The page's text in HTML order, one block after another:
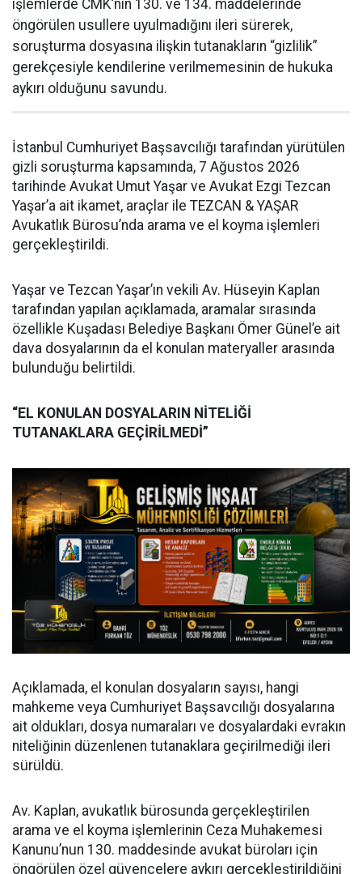
işlemlerde CMK’nın 130. ve 134. maddelerinde
öngörülen usullere uyulmadığını ileri sürerek,
soruşturma dosyasına ilişkin tutanakların “gizlilik”
gerekçesiyle kendilerine verilmemesinin de hukuka
aykırı olduğunu savundu.
İstanbul Cumhuriyet Başsavcılığı tarafından yürütülen
gizli soruşturma kapsamında, 7 Ağustos 2026
tarihinde Avukat Umut Yaşar ve Avukat Ezgi Tezcan
Yaşar’a ait ikamet, araçlar ile TEZCAN & YAŞAR
Avukatlık Bürosu’nda arama ve el koyma işlemleri
gerçekleştirildi.
Yaşar ve Tezcan Yaşar’ın vekili Av. Hüseyin Kaplan
tarafından yapılan açıklamada, aramalar sırasında
özellikle Kuşadası Belediye Başkanı Ömer Günel’e ait
dava dosyalarının da el konulan materyaller arasında
bulunduğu belirtildi.
“EL KONULAN DOSYALARIN NİTELİĞİ
TUTANAKLARA GEÇİRİLMEDİ”
Açıklamada, el konulan dosyaların sayısı, hangi
mahkeme veya Cumhuriyet Başsavcılığı dosyalarına
ait oldukları, dosya numaraları ve dosyalardaki evrakın
niteliğinin düzenlenen tutanaklara geçirilmediği ileri
sürüldü.
Av. Kaplan, avukatlık bürosunda gerçekleştirilen
arama ve el koyma işlemlerinin Ceza Muhakemesi
Kanunu’nun 130. maddesinde avukat büroları için
öngörülen özel güvencelere aykırı gerçekleştirildiğini